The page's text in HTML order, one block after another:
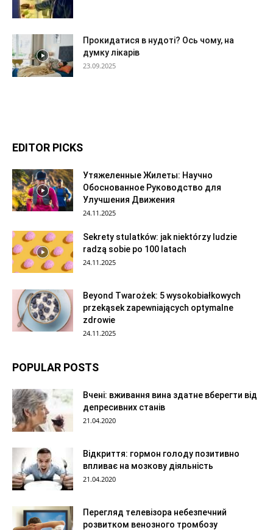
Прокидатися в нудоті? Ось чому, на
думку лікарів
23.09.2025
EDITOR PICKS
Утяжеленные Жилеты: Научно
Обоснованное Руководство для
Улучшения Движения
24.11.2025
Sekrety stulatków: jak niektórzy ludzie
radzą sobie po 100 latach
24.11.2025
Beyond Twarożek: 5 wysokobiałkowych
przekąsek zapewniających optymalne
zdrowie
24.11.2025
POPULAR POSTS
Вчені: вживання вина здатне вберегти від
депресивних станів
21.04.2020
Відкриття: гормон голоду позитивно
впливає на мозкову діяльність
21.04.2020
Перегляд телевізора небезпечний
розвитком венозного тромбозу